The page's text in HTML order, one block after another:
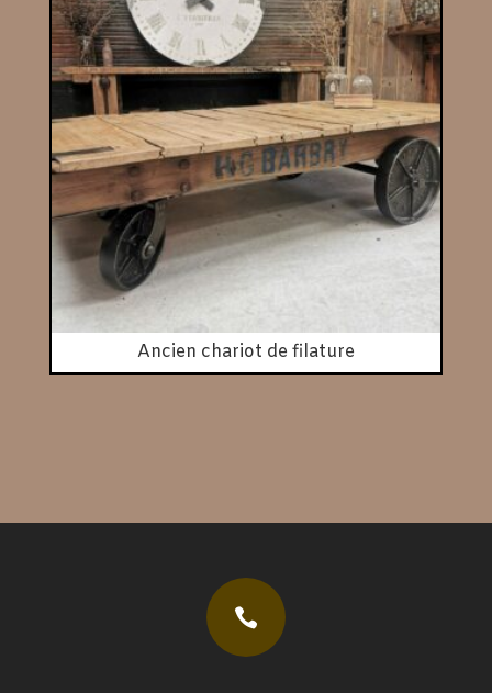
Ancien chariot de filature
